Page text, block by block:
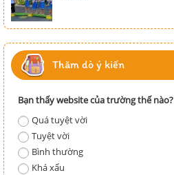
Thăm dò ý kiến
Bạn thấy website của trường thế nào?
Quá tuyệt vời
Tuyệt vời
Bình thường
Khá xấu